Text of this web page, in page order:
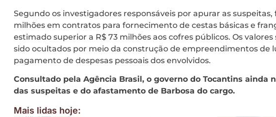
Segundo os investigadores responsáveis por apurar as suspeitas,
milhões em contratos para fornecimento de cestas básicas e
estimado superior a R$ 73 milhões aos cofres públicos. Os
sido ocultados por meio da construção de empreendimentos de
pagamento de despesas pessoais dos envolvidos.
Consultado pela Agência Brasil, o governo do Tocantins ainda
das suspeitas e do afastamento de Barbosa do cargo.
Mais lidas hoje: